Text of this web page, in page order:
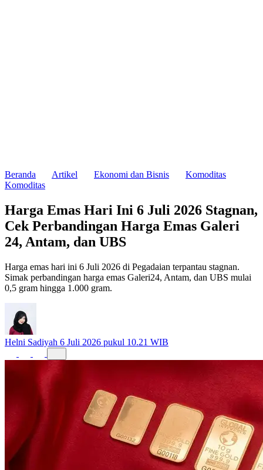
Beranda Artikel Ekonomi dan Bisnis
Komoditas
Komoditas
Harga Emas Hari Ini 6 Juli 2026 Stagnan,
Cek Perbandingan Harga Emas Galeri
24, Antam, dan UBS
Harga emas hari ini 6 Juli 2026 di Pegadaian terpantau stagnan.
Simak perbandingan harga emas Galeri24, Antam, dan UBS mulai
0,5 gram hingga 1.000 gram.
Helni Sadiyah 6 Juli 2026 pukul 10.21 WIB